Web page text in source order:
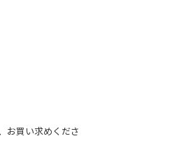
お買い求めくださ